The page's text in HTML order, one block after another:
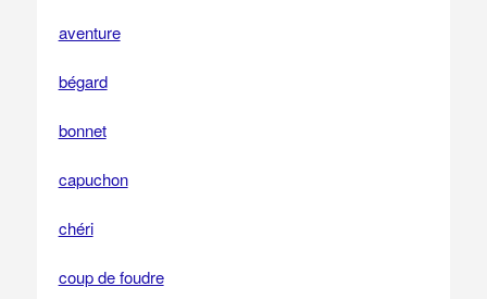
aventure
bégard
bonnet
capuchon
chéri
coup de foudre